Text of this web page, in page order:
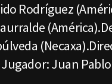
Rodríguez
Juan